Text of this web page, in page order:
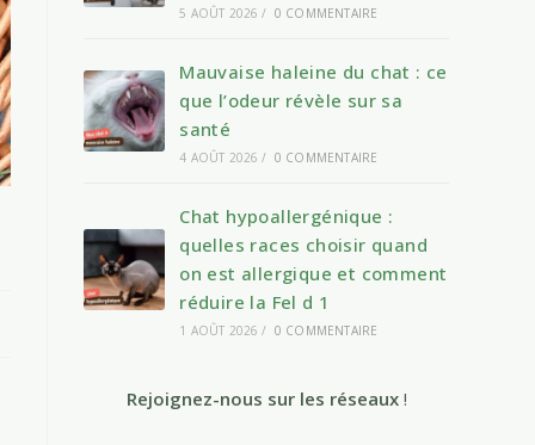
5 AOÛT 2026 / 0 COMMENTAIRE
Mauvaise haleine du chat : ce
que l’odeur révèle sur sa
santé
4 AOÛT 2026 / 0 COMMENTAIRE
Chat hypoallergénique :
quelles races choisir quand
on est allergique et comment
réduire la Fel d 1
1 AOÛT 2026 / 0 COMMENTAIRE
Rejoignez-nous sur les réseaux!